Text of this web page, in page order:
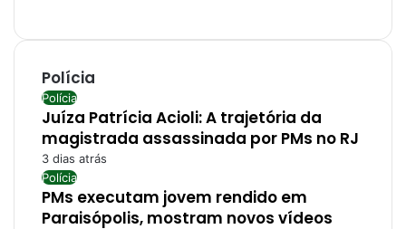
Polícia
Polícia
Juíza Patrícia Acioli: A trajetória da
magistrada assassinada por PMs no RJ
3 dias atrás
Polícia
PMs executam jovem rendido em
Paraisópolis, mostram novos vídeos